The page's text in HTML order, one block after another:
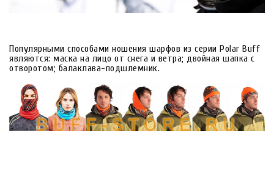
Популярными способами ношения шарфов из серии Polar Buff
являются: маска на лицо от снега и ветра; двойная шапка с
отворотом; балаклава-подшлемник.